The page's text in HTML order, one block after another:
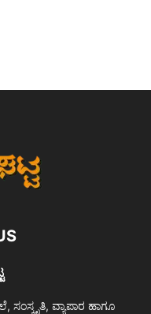
ಸಂಸ್ಕೃತಿ, ವ್ಯಾಪಾರ ಹಾಗೂ